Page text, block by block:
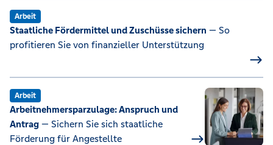
Arbeit
Staatliche Fördermittel und Zuschüsse sichern — So
profitieren Sie von finanzieller Unterstützung
Arbeit
Arbeitnehmersparzulage: Anspruch und
Antrag — Sichern Sie sich staatliche
Förderung für Angestellte